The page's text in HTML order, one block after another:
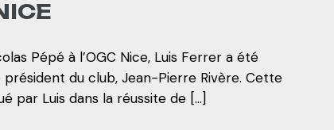
Pépé à l’OGC Nice, Luis Ferrer a été
du club, Jean-Pierre Rivère. Cette
par Luis dans la réussite de […]